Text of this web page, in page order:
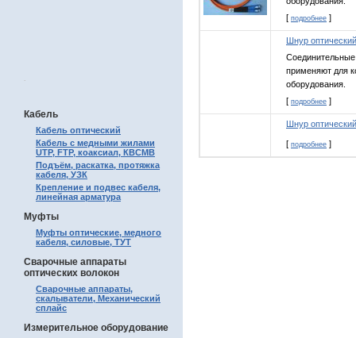
.
Кабель
Кабель оптический
Кабель с медными жилами
UTP, FTP, коаксиал, КВСМВ
Подъём, раскатка, протяжка
кабеля, УЗК
Крепление и подвес кабеля,
линейная арматура
Муфты
Муфты оптические, медного
кабеля, силовые, ТУТ
Сварочные аппараты
оптических волокон
Сварочные аппараты,
скалыватели, Механический
сплайс
Измерительное оборудование
[ подробнее ]
Шнур
применяют для
оборудования.
[ подробнее ]
Шнур
[ подробнее ]